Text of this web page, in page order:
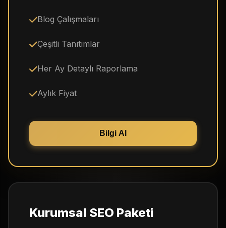
Blog Çalışmaları
Çeşitli Tanıtımlar
Her Ay Detaylı Raporlama
Aylık Fiyat
Bilgi Al
Kurumsal SEO Paketi